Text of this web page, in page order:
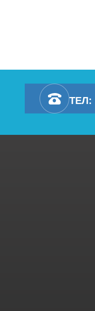
ТЕЛ: